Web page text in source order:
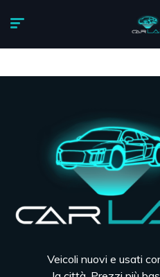
Veicoli nuovi e usati